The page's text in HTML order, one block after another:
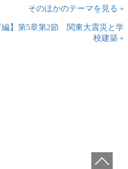
そのほかのテーマを見る »
編】第5章第2節 関東大震災と学
校建築 »